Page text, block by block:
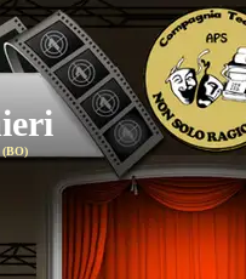
(BO)